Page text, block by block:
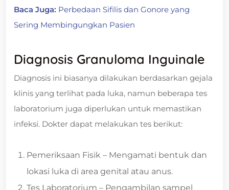
Baca Juga: Perbedaan Sifilis dan Gonore yang
Sering Membingungkan Pasien
Diagnosis Granuloma Inguinale
Diagnosis ini biasanya dilakukan berdasarkan gejala
klinis yang terlihat pada luka, namun beberapa tes
laboratorium juga diperlukan untuk memastikan
infeksi. Dokter dapat melakukan tes berikut:
Pemeriksaan Fisik – Mengamati bentuk dan
lokasi luka di area genital atau anus.
Tes Laboratorium – Pengambilan sampel